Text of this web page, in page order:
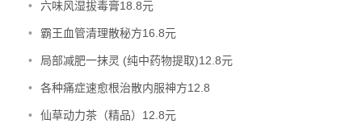
• 六味风湿拔毒膏18.8元
• 霸王血管清理散秘方16.8元
• 局部减肥一抹灵 (纯中药物提取)12.8元
• 各种痛症速愈根治散内服神方12.8
• 仙草动力茶（精品）12.8元